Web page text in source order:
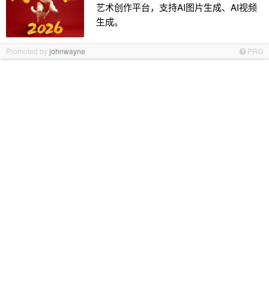
艺术创作平台，支持AI图片生成、AI视频
生成。
Promoted byjohnwayne PRO